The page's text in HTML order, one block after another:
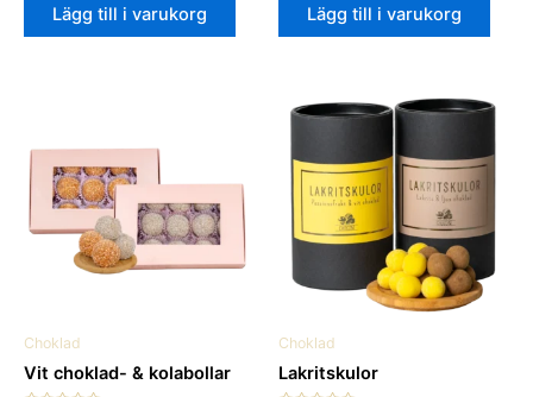
Lägg till i varukorg Lägg till i varukorg
Choklad
Vit choklad- & kolabollar
Choklad
Lakritskulor